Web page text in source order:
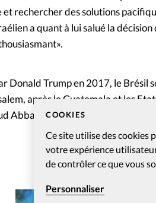
COOKIES
Ce site utilise des cookies
votre expérience
de contrôler ce que vous
Personnaliser
rechercher des solutions
a quant à lui salué la
Donald Trump en 2017, le Brésil
après le Guatemala et les
Abbas avait coupé les ponts